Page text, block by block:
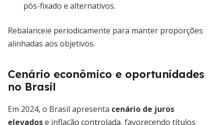
pós-fixado e alternativos.
Rebalanceie periodicamente para manter proporções
alinhadas aos objetivos.
Cenário econômico e oportunidades
no Brasil
Em 2024, o Brasil apresenta cenário de juros
elevadose inflação controlada, favorecendo títulos